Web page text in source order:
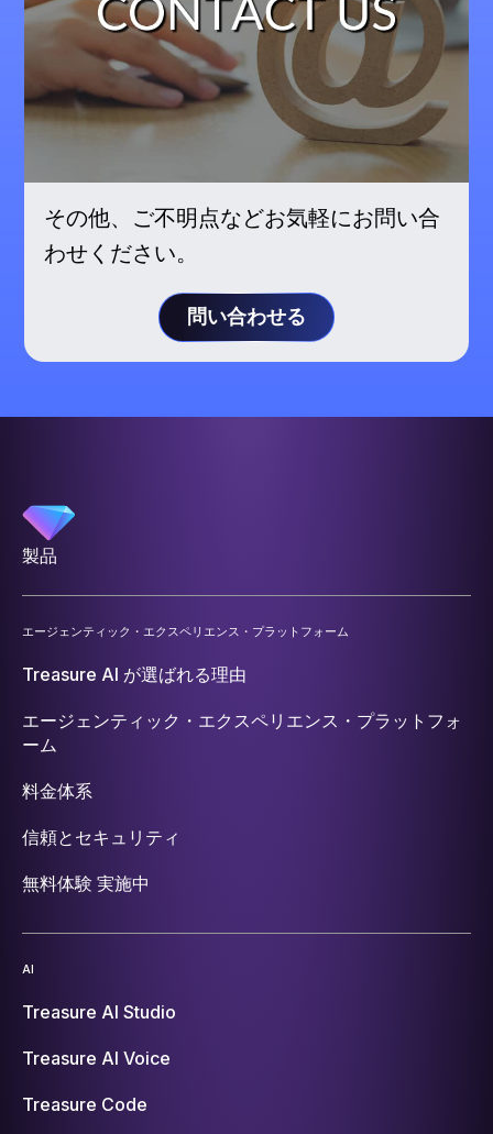
その他、ご不明点などお気軽にお問い合
わせください。
問い合わせる
製品
エージェンティック・エクスペリエンス・プラットフォーム
Treasure AI が選ばれる理由
エージェンティック・エクスペリエンス・プラットフォ
ーム
料金体系
信頼とセキュリティ
無料体験 実施中
AI
Treasure AI Studio
Treasure AI Voice
Treasure Code